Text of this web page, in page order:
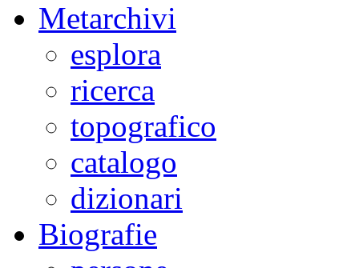
Metarchivi
esplora
ricerca
topografico
catalogo
dizionari
Biografie